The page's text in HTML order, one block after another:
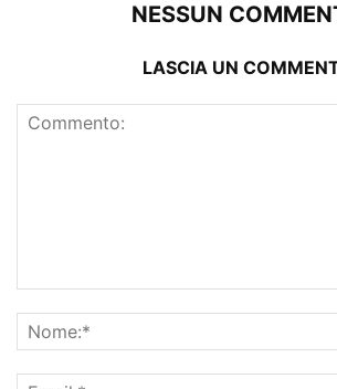
NESSUN
LASCIA UN